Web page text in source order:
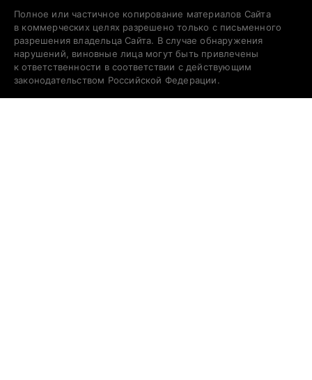
Полное или частичное копирование материалов Сайта
в коммерческих целях разрешено только с письменного
разрешения владельца Сайта. В случае обнаружения
нарушений, виновные лица могут быть привлечены
к ответственности в соответствии с действующим
законодательством Российской Федерации.